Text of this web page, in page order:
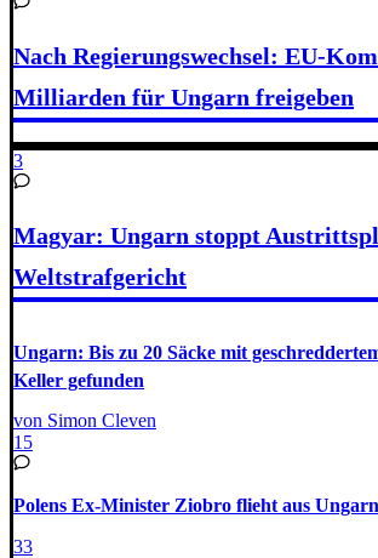
Nach Regierungswechsel: EU-
Milliarden für Ungarn freigeben
3
Magyar: Ungarn stoppt
Weltstrafgericht
Ungarn: Bis zu 20 Säcke mit
Keller gefunden
von Simon Cleven
15
Polens Ex-Minister Ziobro flieht aus
33